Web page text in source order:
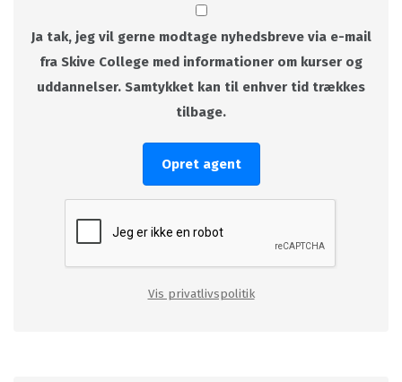
Ja tak, jeg vil gerne modtage nyhedsbreve via e-mail
fra Skive College med informationer om kurser og
uddannelser. Samtykket kan til enhver tid trækkes
tilbage.
Opret agent
Vis privatlivspolitik